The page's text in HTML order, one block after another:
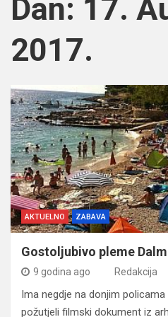
Dan: 17.
2017.
AKTUELNO ZABAVA
Gostoljubivo pleme
9 godina ago Redakcija
Ima negdje na donjim
požutjeli filmski dokument iz